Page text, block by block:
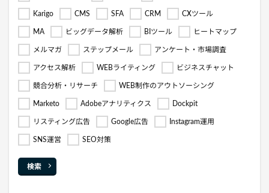
Karigo CMS SFA CRM CXツール
MA ビッグデータ解析 BIツール ヒートマップ
メルマガ ステップメール アンケート・市場調査
アクセス解析 WEBライティング ビジネスチャット
競合分析・リサーチ WEB制作のアウトソーシング
Marketo Adobeアナリティクス Dockpit
リスティング広告 Google広告 Instagram運用
SNS運営 SEO対策
検索